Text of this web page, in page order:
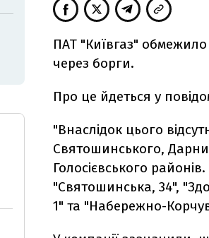
ПАТ "Київгаз"
через борги.
Про це йдеться у
"Внаслідок цього
Святошинського,
Голосієвського
"Святошинська, 34",
1" та "Набережно-